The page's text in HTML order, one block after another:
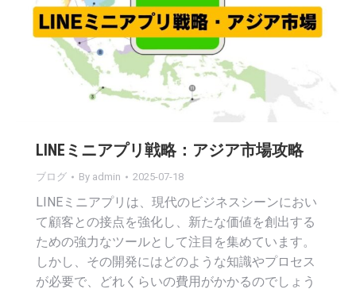
LINEミニアプリ戦略：アジア市場攻略
ブログ By admin 2025-07-18
LINEミニアプリは、現代のビジネスシーンにおい
て顧客との接点を強化し、新たな価値を創出する
ための強力なツールとして注目を集めています。
しかし、その開発にはどのような知識やプロセス
が必要で、どれくらいの費用がかかるのでしょう